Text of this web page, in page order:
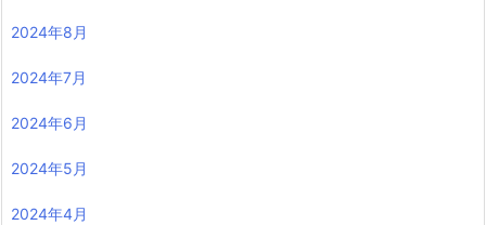
2024年8月
2024年7月
2024年6月
2024年5月
2024年4月